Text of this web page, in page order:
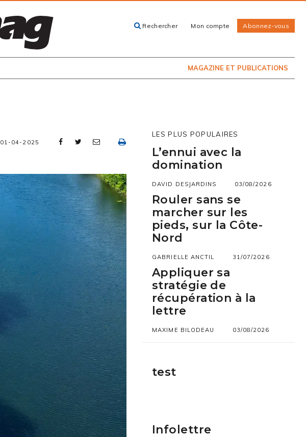
Rechercher Mon compte Abonnez-vous
MAGAZINE ET PUBLICATIONS
EN KIOSQUE
01-04-2025
LES PLUS POPULAIRES
L’ennui avec la
domination
DAVID DESJARDINS 03/08/2026
Rouler sans se
marcher sur les
pieds, sur la Côte-
Nord
GABRIELLE ANCTIL 31/07/2026
Appliquer sa
stratégie de
récupération à la
lettre
MAXIME BILODEAU 03/08/2026
test
Infolettre